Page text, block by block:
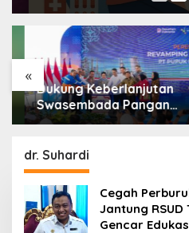
«
Dukung Keberlanjutan
Swasembada Pangan,
Pupuk Indonesia
Pabrik Tertua Pupuk
Kaltim
dr. Suhardi
Cegah
Jantung
Gencar